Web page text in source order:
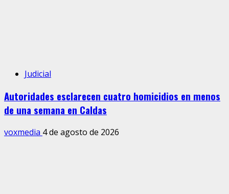
Judicial
Autoridades esclarecen cuatro homicidios en menos
de una semana en Caldas
voxmedia 4 de agosto de 2026